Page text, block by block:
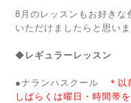
8月のレッスンもお好きな
いただけましたらと思いま
◆ レギュラーレッスン
●ナランハスクール
＊
しばらくは曜日・時間帯